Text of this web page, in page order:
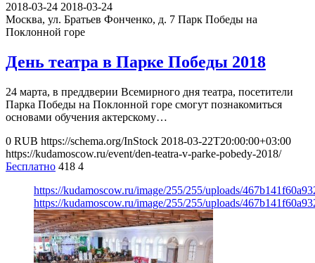
2018-03-24 2018-03-24
Москва, ул. Братьев Фонченко, д. 7 Парк Победы на
Поклонной горе
День театра в Парке Победы 2018
24 марта, в преддверии Всемирного дня театра, посетители
Парка Победы на Поклонной горе смогут познакомиться
основами обучения актерскому…
0 RUB https://schema.org/InStock 2018-03-22T20:00:00+03:00
https://kudamoscow.ru/event/den-teatra-v-parke-pobedy-2018/
Бесплатно 418 4
https://kudamoscow.ru/image/255/255/uploads/
https://kudamoscow.ru/image/255/255/uploads/